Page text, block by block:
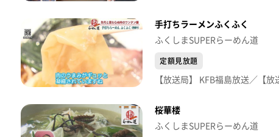
手打ちラーメンふくふく
ふくしまSUPERらーめん道
定額見放題
桜華楼
ふくしまSUPERらーめん道